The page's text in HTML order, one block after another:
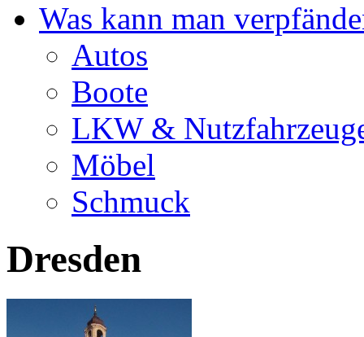
Was kann man
Autos
Boote
LKW &
Möbel
Schmuck
Dresden